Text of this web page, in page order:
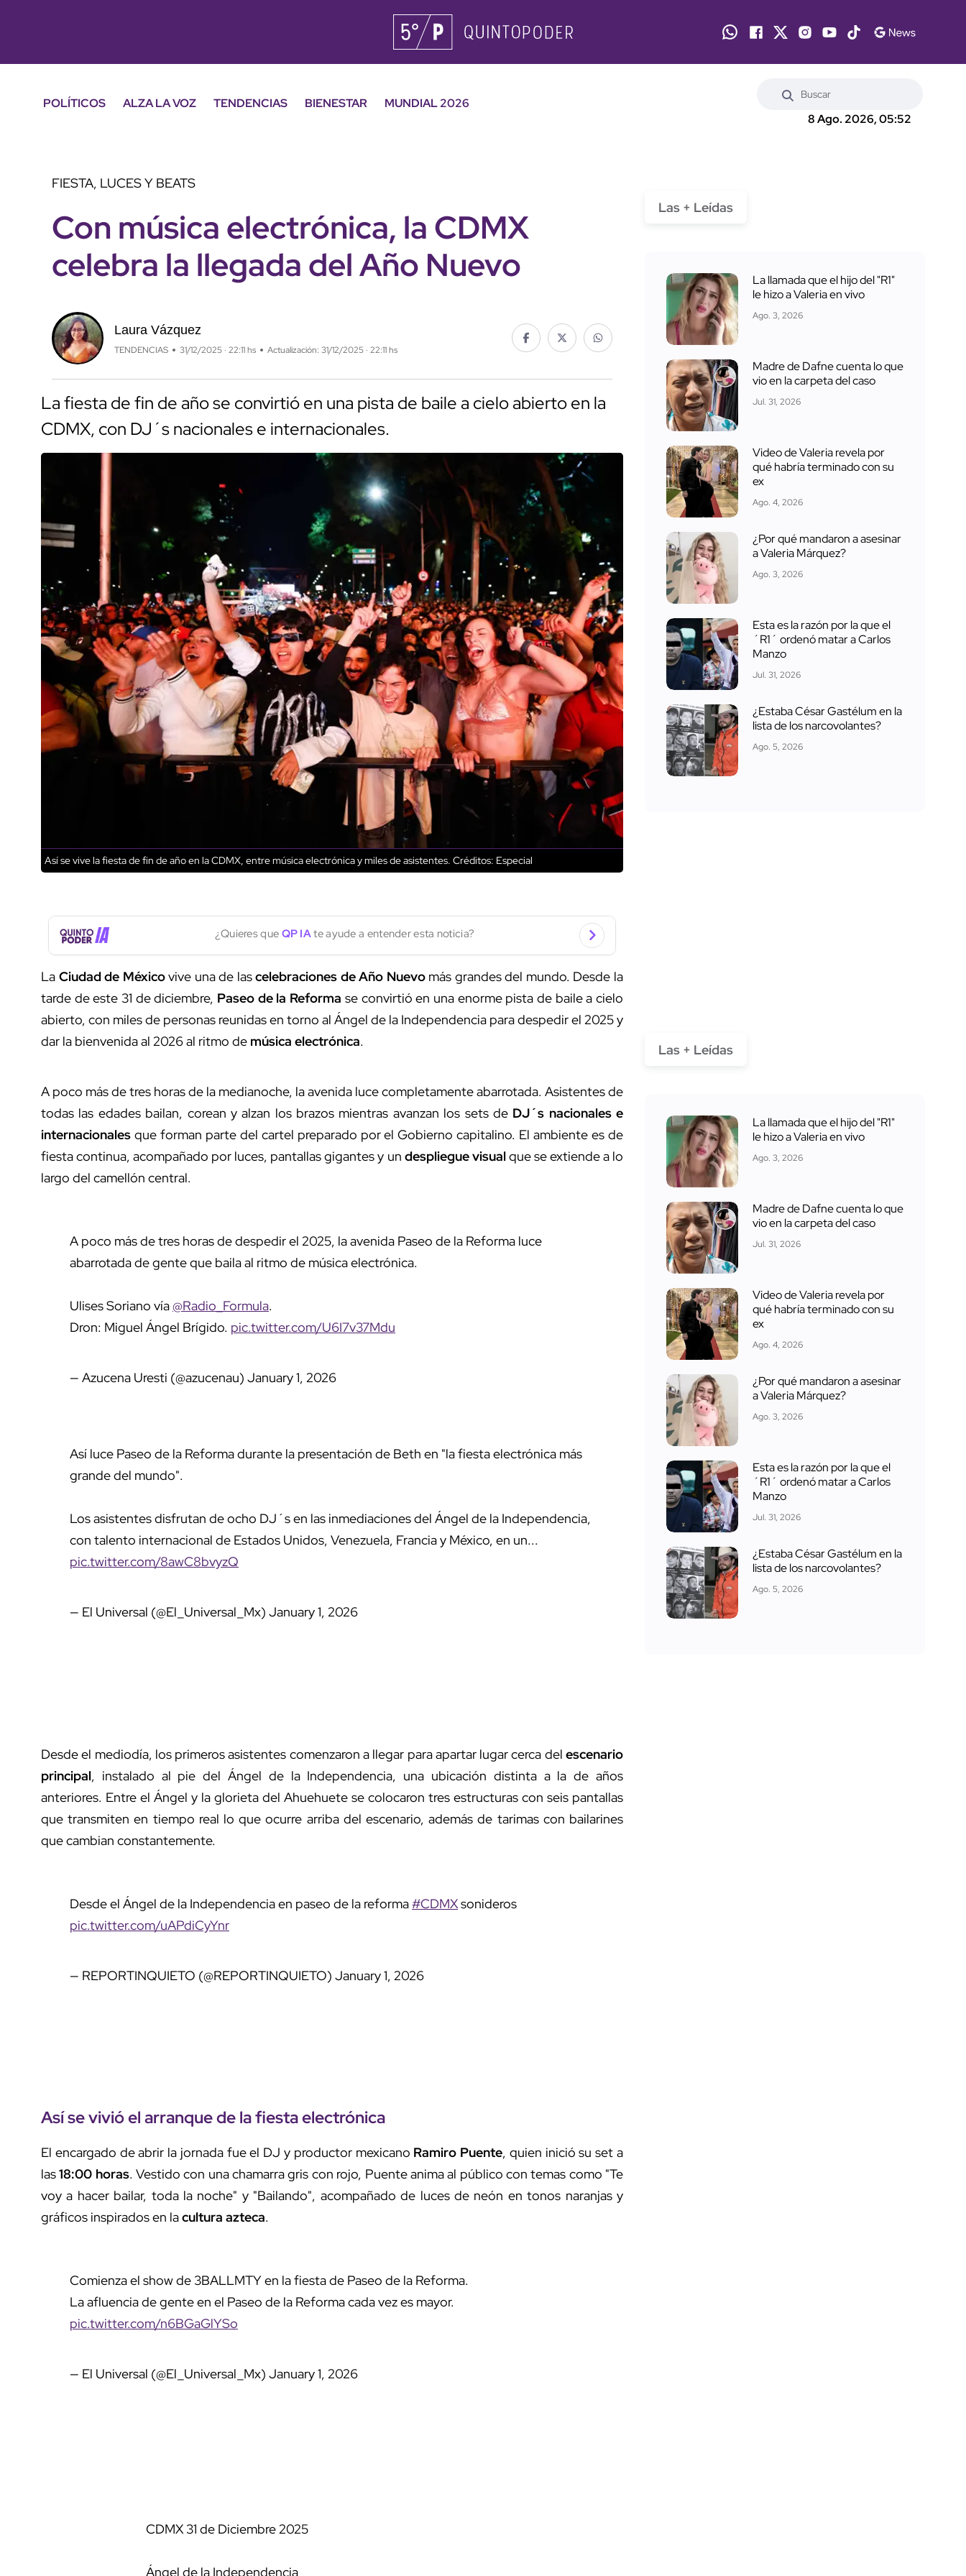
POLÍTICOS ALZA LA VOZ TENDENCIAS BIENESTAR
MUNDIAL 2026
8 Ago. 2026, 05:52
FIESTA, LUCES Y BEATS
Con música electrónica, la CDMX
celebra la llegada del Año Nuevo
Laura Vázquez
TENDENCIAS 31/12/2025 · 22:11 hs Actualización: 31/12/2025 · 22:11 hs
La fiesta de fin de año se convirtió en una pista de baile a cielo abierto en la
CDMX, con DJ´s nacionales e internacionales.
Así se vive la fiesta de fin de año en la CDMX, entre música electrónica y miles de asistentes. Créditos: Especial
¿Quieres que QP IAte ayude a entender esta noticia?
La Ciudad de Méxicovive una de lascelebraciones de Año Nuevomás grandes del mundo. Desde la
tarde de este 31 de diciembre, Paseo de la Reforma se convirtió en una enorme pista de baile a cielo
abierto, con miles de personas reunidas en torno al Ángel de la Independencia para despedir el 2025 y
dar la bienvenida al 2026 al ritmo de música electrónica.
A poco más de tres horas de la medianoche, la avenida luce completamente abarrotada. Asistentes de
todas las edades bailan, corean y alzan los brazos mientras avanzan los sets de DJ´s nacionales e
internacionales que forman parte del cartel preparado por el Gobierno capitalino. El ambiente es de
fiesta continua, acompañado por luces, pantallas gigantes y un despliegue visualque se extiende a lo
largo del camellón central.
A poco más de tres horas de despedir el 2025, la avenida Paseo de la Reforma luce
abarrotada de gente que baila al ritmo de música electrónica.
Ulises Soriano vía@Radio_Formula.
Dron: Miguel Ángel Brígido. pic.twitter.com/U6I7v37Mdu
— Azucena Uresti (@azucenau) January 1, 2026
Así luce Paseo de la Reforma durante la presentación de Beth en "la fiesta electrónica más
grande del mundo".
Los asistentes disfrutan de ocho DJ´s en las inmediaciones del Ángel de la Independencia,
con talento internacional de Estados Unidos, Venezuela, Francia y México, en un...
pic.twitter.com/8awC8bvyzQ
— El Universal (@El_Universal_Mx) January 1, 2026
Desde el mediodía, los primeros asistentes comenzaron a llegar para apartar lugar cerca del escenario
principal, instalado al pie del Ángel de la Independencia, una ubicación distinta a la de años
anteriores. Entre el Ángel y la glorieta del Ahuehuete se colocaron tres estructuras con seis pantallas
que transmiten en tiempo real lo que ocurre arriba del escenario, además de tarimas con bailarines
que cambian constantemente.
Desde el Ángel de la Independencia en paseo de la reforma#CDMXsonideros
pic.twitter.com/uAPdiCyYnr
— REPORTINQUIETO (@REPORTINQUIETO) January 1, 2026
Así se vivió el arranque de la fiestaelectrónica
El encargado de abrir la jornada fue el DJ y productor mexicano Ramiro Puente, quien inició su set a
las18:00 horas. Vestido con una chamarra gris con rojo, Puente anima al público con temas como "Te
voy a hacer bailar, toda la noche" y "Bailando", acompañado de luces de neón en tonos naranjas y
gráficos inspirados en lacultura azteca.
Comienza el show de 3BALLMTY en la fiesta de Paseo de la Reforma.
La afluencia de gente en el Paseo de la Reforma cada vez es mayor.
pic.twitter.com/n6BGaGlYSo
— El Universal (@El_Universal_Mx) January 1, 2026
CDMX 31 de Diciembre 2025
Ángel de la Independencia
Las + Leídas
La llamada que el hijo del "R1"
le hizo a Valeria en vivo
Ago. 3, 2026
Madre de Dafne cuenta lo que
vio en la carpeta del caso
Jul. 31, 2026
Video de Valeria revela por
qué habría terminado con su
ex
Ago. 4, 2026
¿Por qué mandaron a asesinar
a Valeria Márquez?
Ago. 3, 2026
Esta es la razón por la que el
´R1´ ordenó matar a Carlos
Manzo
Jul. 31, 2026
¿Estaba César Gastélum en la
lista de los narcovolantes?
Ago. 5, 2026
Las + Leídas
La llamada que el hijo del "R1"
le hizo a Valeria en vivo
Ago. 3, 2026
Madre de Dafne cuenta lo que
vio en la carpeta del caso
Jul. 31, 2026
Video de Valeria revela por
qué habría terminado con su
ex
Ago. 4, 2026
¿Por qué mandaron a asesinar
a Valeria Márquez?
Ago. 3, 2026
Esta es la razón por la que el
´R1´ ordenó matar a Carlos
Manzo
Jul. 31, 2026
¿Estaba César Gastélum en la
lista de los narcovolantes?
Ago. 5, 2026